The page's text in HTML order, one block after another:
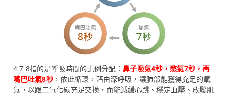
4-7-8指的是呼吸時間的比例分配： 鼻子吸氣4秒，憋氣7秒，再
嘴巴吐氣8秒，依此循環，藉由深呼吸，讓肺部能獲得充足的氧
氣，以跟二氧化碳充足交換，而能減緩心跳、穩定血壓、放鬆肌